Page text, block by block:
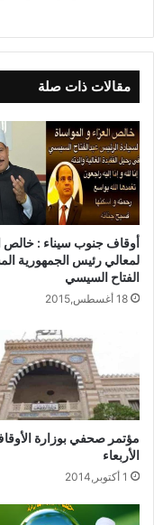
مقالات ذات صلة
أوقاف جنوب سيناء : خالص
لمعالي رئيس الجمهورية
الفتاح السيسي
18 أغسطس,2015
مؤتمر صحفي بوزارة
الأربعاء
1 أكتوبر,2014